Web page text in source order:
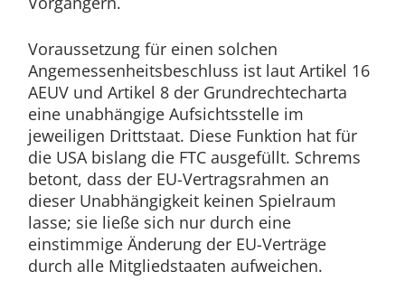
Voraussetzung für einen solchen
Angemessenheitsbeschluss ist laut Artikel 16
AEUV und Artikel 8 der Grundrechtecharta
eine unabhängige Aufsichtsstelle im
jeweiligen Drittstaat. Diese Funktion hat für
die USA bislang die FTC ausgefüllt. Schrems
betont, dass der EU-Vertragsrahmen an
dieser Unabhängigkeit keinen Spielraum
lasse; sie ließe sich nur durch eine
einstimmige Änderung der EU-Verträge
durch alle Mitgliedstaaten aufweichen.